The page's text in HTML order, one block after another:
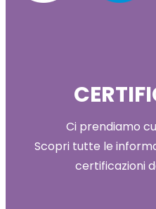
Ci prendiamo
Scopri tutte le
certificazioni